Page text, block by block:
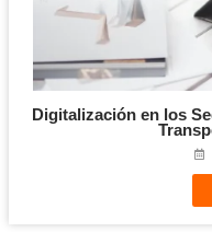
peso tarifario(el mayor
), sumando recargos
El contrato oficial es el
actúa como recibo y
facilitan este proceso
gestionando desde la
consolidación de